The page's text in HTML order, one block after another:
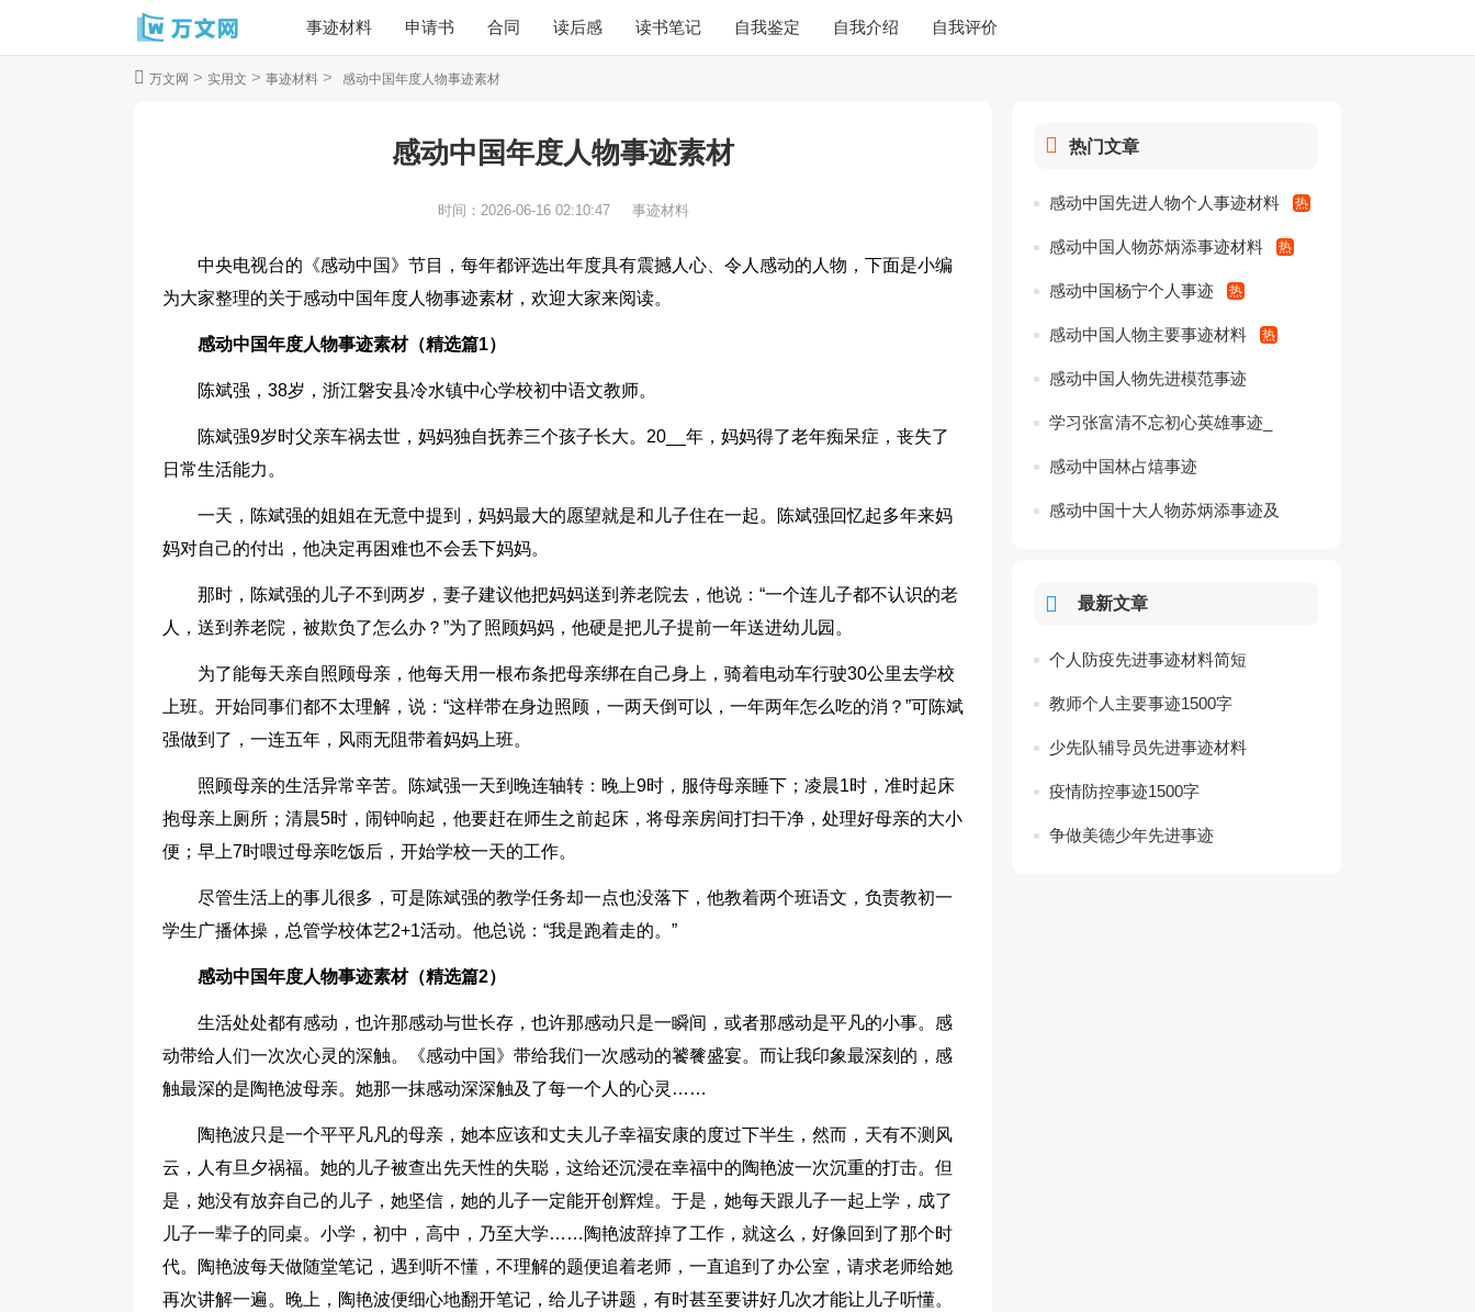
事迹材料 申请书 合同 读后感 读书笔记 自我鉴定 自我介绍 自我评价
万文网 > 实用文 > 事迹材料 > 感动中国年度人物事迹素材
感动中国年度人物事迹素材
时间： 2026-06-16 02:10:47 事迹材料
中央电视台的《感动中国》节目，每年都评选出年度具有震撼人心、令人感动的人物，下面是小编
为大家整理的关于感动中国年度人物事迹素材，欢迎大家来阅读。
感动中国年度人物事迹素材（精选篇1）
陈斌强，38岁，浙江磐安县冷水镇中心学校初中语文教师。
陈斌强9岁时父亲车祸去世，妈妈独自抚养三个孩子长大。20__年，妈妈得了老年痴呆症，丧失了
日常生活能力。
一天，陈斌强的姐姐在无意中提到，妈妈最大的愿望就是和儿子住在一起。陈斌强回忆起多年来妈
妈对自己的付出，他决定再困难也不会丢下妈妈。
那时，陈斌强的儿子不到两岁，妻子建议他把妈妈送到养老院去，他说：“一个连儿子都不认识的老
人，送到养老院，被欺负了怎么办？”为了照顾妈妈，他硬是把儿子提前一年送进幼儿园。
为了能每天亲自照顾母亲，他每天用一根布条把母亲绑在自己身上，骑着电动车行驶30公里去学校
上班。开始同事们都不太理解，说：“这样带在身边照顾，一两天倒可以，一年两年怎么吃的消？”可陈斌
强做到了，一连五年，风雨无阻带着妈妈上班。
照顾母亲的生活异常辛苦。陈斌强一天到晚连轴转：晚上9时，服侍母亲睡下；凌晨1时，准时起床
抱母亲上厕所；清晨5时，闹钟响起，他要赶在师生之前起床，将母亲房间打扫干净，处理好母亲的大小
便；早上7时喂过母亲吃饭后，开始学校一天的工作。
尽管生活上的事儿很多，可是陈斌强的教学任务却一点也没落下，他教着两个班语文，负责教初一
学生广播体操，总管学校体艺2+1活动。他总说：“我是跑着走的。”
感动中国年度人物事迹素材（精选篇2）
生活处处都有感动，也许那感动与世长存，也许那感动只是一瞬间，或者那感动是平凡的小事。感
动带给人们一次次心灵的深触。《感动中国》带给我们一次感动的饕餮盛宴。而让我印象最深刻的，感
触最深的是陶艳波母亲。她那一抹感动深深触及了每一个人的心灵……
陶艳波只是一个平平凡凡的母亲，她本应该和丈夫儿子幸福安康的度过下半生，然而，天有不测风
云，人有旦夕祸福。她的儿子被查出先天性的失聪，这给还沉浸在幸福中的陶艳波一次沉重的打击。但
是，她没有放弃自己的儿子，她坚信，她的儿子一定能开创辉煌。于是，她每天跟儿子一起上学，成了
儿子一辈子的同桌。小学，初中，高中，乃至大学……陶艳波辞掉了工作，就这么，好像回到了那个时
代。陶艳波每天做随堂笔记，遇到听不懂，不理解的题便追着老师，一直追到了办公室，请求老师给她
再次讲解一遍。晚上，陶艳波便细心地翻开笔记，给儿子讲题，有时甚至要讲好几次才能让儿子听懂。
热门文章
感动中国先进人物个人事迹材料
感动中国人物苏炳添事迹材料
感动中国杨宁个人事迹
感动中国人物主要事迹材料
感动中国人物先进模范事迹
学习张富清不忘初心英雄事迹_
感动中国张富清先进事迹
感动中国林占熺事迹
感动中国十大人物苏炳添事迹及
最新文章
个人防疫先进事迹材料简短
教师个人主要事迹1500字
少先队辅导员先进事迹材料
疫情防控事迹1500字
争做美德少年先进事迹